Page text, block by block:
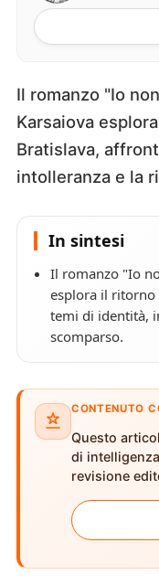
Il romanzo "Io
Karsaiova
Bratislava,
intolleranza e la
In sintesi
Il romanzo "Io
esplora il ritorno
temi di identità,
scomparso.
CONTENUTO
Questo
di
revisione